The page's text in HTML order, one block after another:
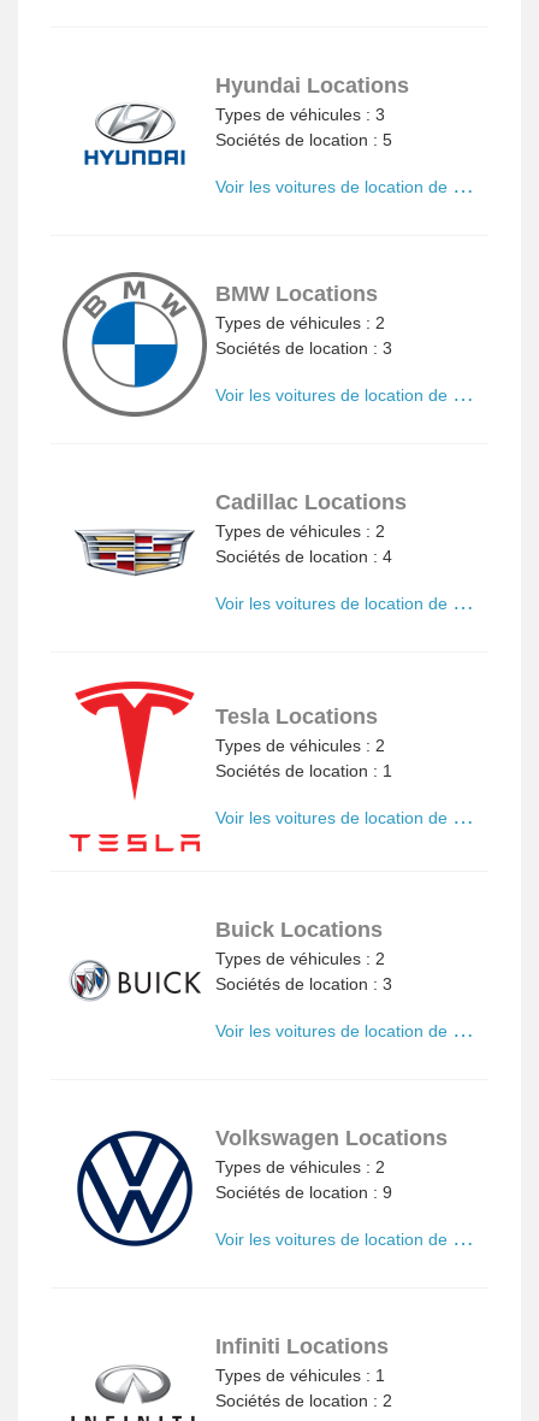
Hyundai Locations
Types de véhicules : 3
Sociétés de location : 5
V
oir les voitures de location de Hyundai
BMW Locations
Types de véhicules : 2
Sociétés de location : 3
V
oir les voitures de location de BMW
Cadillac Locations
Types de véhicules : 2
Sociétés de location : 4
V
oir les voitures de location de Cadillac
Tesla Locations
Types de véhicules : 2
Sociétés de location : 1
V
oir les voitures de location de Tesla
Buick Locations
Types de véhicules : 2
Sociétés de location : 3
V
oir les voitures de location de Buick
Volkswagen Locations
Types de véhicules : 2
Sociétés de location : 9
V
oir les voitures de location de Volkswagen
Infiniti Locations
Types de véhicules : 1
Sociétés de location : 2